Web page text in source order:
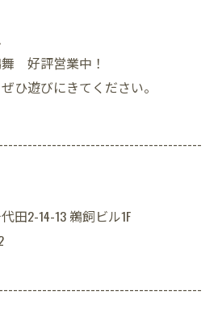
好評営業中！
遊びにきてください。
田2-14-13 鵜飼ビル1F